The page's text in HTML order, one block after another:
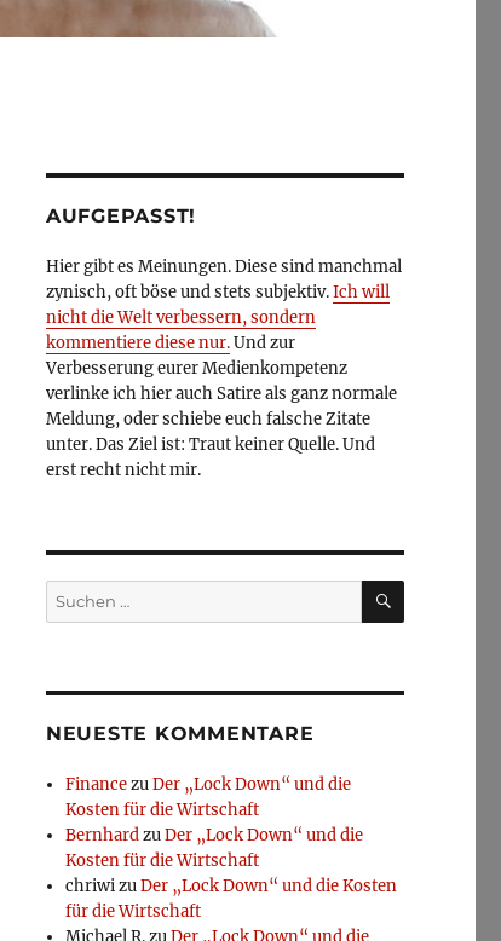
AUFGEPASST!
Hier gibt es Meinungen. Diese sind manchmal
zynisch, oft böse und stets subjektiv.Ich will
nicht die Welt verbessern, sondern
kommentiere diese nur.Und zur
Verbesserung eurer Medienkompetenz
verlinke ich hier auch Satire als ganz normale
Meldung, oder schiebe euch falsche Zitate
unter. Das Ziel ist: Traut keiner Quelle. Und
erst recht nicht mir.
Suchen
nach:
SUCHEN
NEUESTE KOMMENTARE
FinancezuDer „Lock Down“ und die
Kosten für die Wirtschaft
BernhardzuDer „Lock Down“ und die
Kosten für die Wirtschaft
chriwizuDer „Lock Down“ und die Kosten
für die Wirtschaft